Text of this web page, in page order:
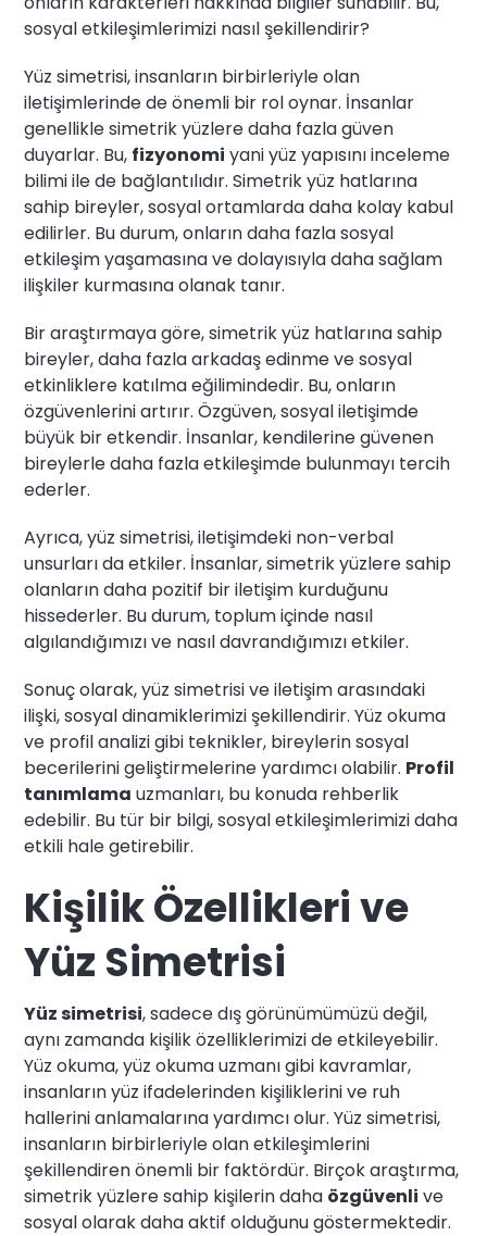
sosyal etkileşimlerimizi nasıl şekillendirir?
Yüz simetrisi, insanların birbirleriyle olan
iletişimlerinde de önemli bir rol oynar. İnsanlar
genellikle simetrik yüzlere daha fazla güven
duyarlar. Bu, fizyonomi yani yüz yapısını inceleme
bilimi ile de bağlantılıdır. Simetrik yüz hatlarına
sahip bireyler, sosyal ortamlarda daha kolay kabul
edilirler. Bu durum, onların daha fazla sosyal
etkileşim yaşamasına ve dolayısıyla daha sağlam
ilişkiler kurmasına olanak tanır.
Bir araştırmaya göre, simetrik yüz hatlarına sahip
bireyler, daha fazla arkadaş edinme ve sosyal
etkinliklere katılma eğilimindedir. Bu, onların
özgüvenlerini artırır. Özgüven, sosyal iletişimde
büyük bir etkendir. İnsanlar, kendilerine güvenen
bireylerle daha fazla etkileşimde bulunmayı tercih
ederler.
Ayrıca, yüz simetrisi, iletişimdeki non-verbal
unsurları da etkiler. İnsanlar, simetrik yüzlere sahip
olanların daha pozitif bir iletişim kurduğunu
hissederler. Bu durum, toplum içinde nasıl
algılandığımızı ve nasıl davrandığımızı etkiler.
Sonuç olarak, yüz simetrisi ve iletişim arasındaki
ilişki, sosyal dinamiklerimizi şekillendirir. Yüz okuma
ve profil analizi gibi teknikler, bireylerin sosyal
becerilerini geliştirmelerine yardımcı olabilir. Profil
tanımlama uzmanları, bu konuda rehberlik
edebilir. Bu tür bir bilgi, sosyal etkileşimlerimizi daha
etkili hale getirebilir.
Kişilik Özellikleri ve
Yüz Simetrisi
Yüz simetrisi, sadece dış görünümümüzü değil,
aynı zamanda kişilik özelliklerimizi de etkileyebilir.
Yüz okuma, yüz okuma uzmanı gibi kavramlar,
insanların yüz ifadelerinden kişiliklerini ve ruh
hallerini anlamalarına yardımcı olur. Yüz simetrisi,
insanların birbirleriyle olan etkileşimlerini
şekillendiren önemli bir faktördür. Birçok araştırma,
simetrik yüzlere sahip kişilerin daha özgüvenli ve
sosyal olarak daha aktif olduğunu göstermektedir.